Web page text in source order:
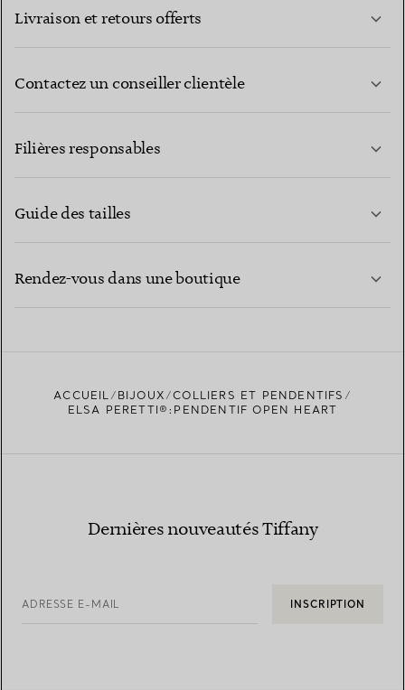
Livraison et retours offerts
Contactez un conseiller clientèle
Filières responsables
Guide des tailles
Rendez-vous dans une boutique
TROUVEZ LA BOUTIQUE LA PLUS PROCHE
ACCUEIL BIJOUX
COLLIERS ET PENDENTIFS
ELSA PERETTI®:PENDENTIF OPEN HEART
Dernières nouveautés Tiffany
ADRESSE E-MAIL INSCRIPTION